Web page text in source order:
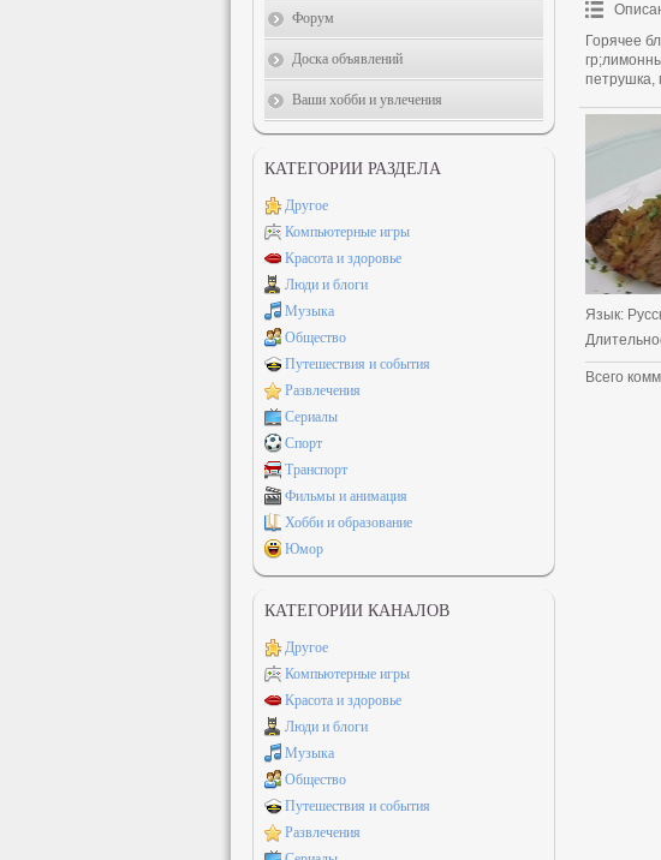
Горячее
петрушка,
Язык:
Всего
Форум
Доска объявлений
Ваши хобби и увлечения
КАТЕГОРИИ РАЗДЕЛА
Другое
Компьютерные игры
Красота и здоровье
Люди и блоги
Музыка
Общество
Путешествия и события
Развлечения
Сериалы
Спорт
Транспорт
Фильмы и анимация
Хобби и образование
Юмор
КАТЕГОРИИ КАНАЛОВ
Другое
Компьютерные игры
Красота и здоровье
Люди и блоги
Музыка
Общество
Путешествия и события
Развлечения